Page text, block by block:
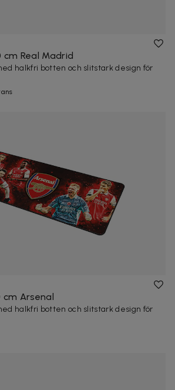
Real Madrid
halkfri botten och slitstark design för
Arsenal
halkfri botten och slitstark design för